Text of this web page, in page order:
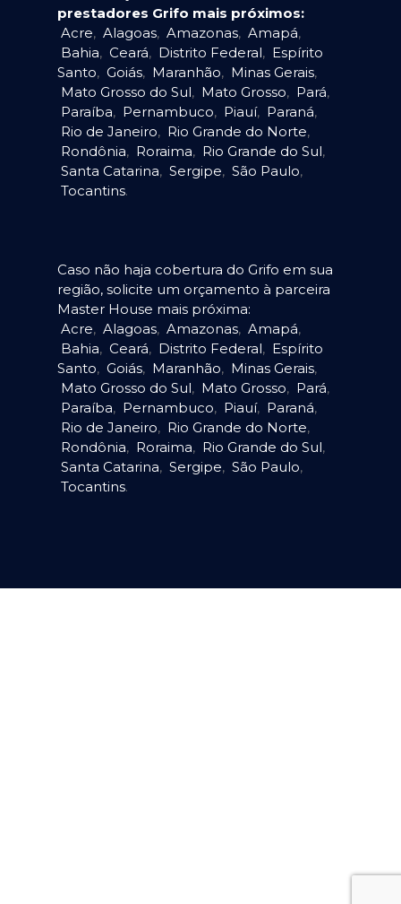
prestadores Grifo mais próximos:
Acre, Alagoas, Amazonas, Amapá,
Bahia, Ceará, Distrito Federal, Espírito
Santo, Goiás, Maranhão, Minas Gerais,
Mato Grosso do Sul, Mato Grosso, Pará,
Paraíba, Pernambuco, Piauí, Paraná,
Rio de Janeiro, Rio Grande do Norte,
Rondônia, Roraima, Rio Grande do Sul,
Santa Catarina, Sergipe, São Paulo,
Tocantins.
Caso não haja cobertura do Grifo em sua
região, solicite um orçamento à parceira
Master House mais próxima:
Acre, Alagoas, Amazonas, Amapá,
Bahia, Ceará, Distrito Federal, Espírito
Santo, Goiás, Maranhão, Minas Gerais,
Mato Grosso do Sul, Mato Grosso, Pará,
Paraíba, Pernambuco, Piauí, Paraná,
Rio de Janeiro, Rio Grande do Norte,
Rondônia, Roraima, Rio Grande do Sul,
Santa Catarina, Sergipe, São Paulo,
Tocantins.